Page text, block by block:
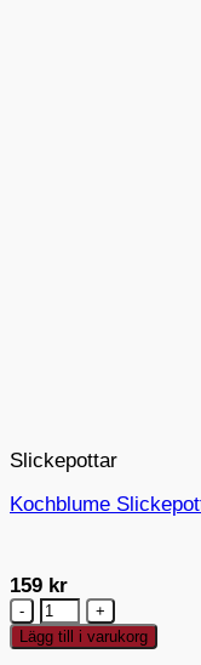
Slickepottar
Kochblume
159 kr
Kochblume
Slickepott
Hål
Lägg till i varukorg